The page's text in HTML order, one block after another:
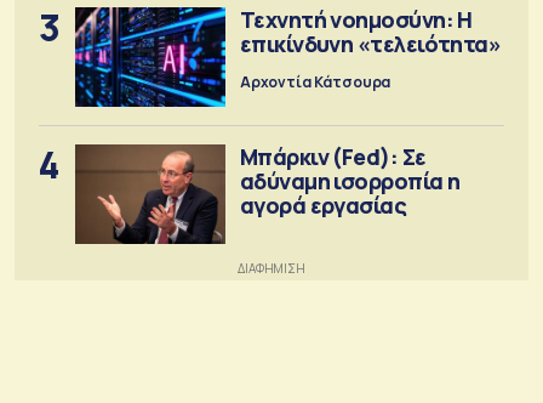
3
Τεχνητή νοημοσύνη: Η
επικίνδυνη «τελειότητα»
Αρχοντία Κάτσουρα
4
Μπάρκιν (Fed): Σε
αδύναμη ισορροπία η
αγορά εργασίας